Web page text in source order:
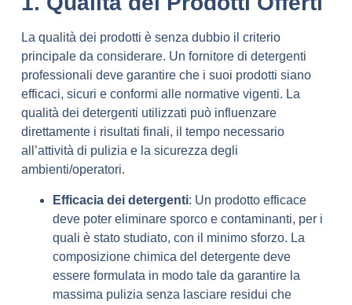
La qualità dei prodotti è senza dubbio il criterio
principale da considerare. Un fornitore di detergenti
professionali deve garantire che i suoi prodotti siano
efficaci, sicuri e conformi alle normative vigenti. La
qualità dei detergenti utilizzati può influenzare
direttamente i risultati finali, il tempo necessario
all’attività di pulizia e la sicurezza degli
ambienti/operatori.
Efficacia dei detergenti: Un prodotto efficace
deve poter eliminare sporco e contaminanti, per i
quali è stato studiato, con il minimo sforzo. La
composizione chimica del detergente deve
essere formulata in modo tale da garantire la
massima pulizia senza lasciare residui che